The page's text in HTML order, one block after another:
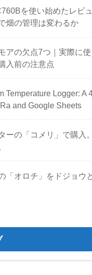
を使い始めたレビ
畑の管理は変わるか
アの欠点7つ｜実際に
入前の注意点
Temperature Logger: A
and Google Sheets
ーの「コメリ」で購入
「オロチ」をドジョウ